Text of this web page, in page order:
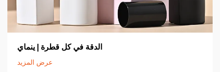
الدقة في كل قطرة | ينماي
عرض المزيد